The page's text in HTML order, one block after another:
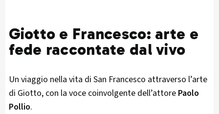
Giotto e Francesco: arte e
fede raccontate dal vivo
Un viaggio nella vita di San Francesco attraverso l’arte
di Giotto, con la voce coinvolgente dell’attore Paolo
Pollio.